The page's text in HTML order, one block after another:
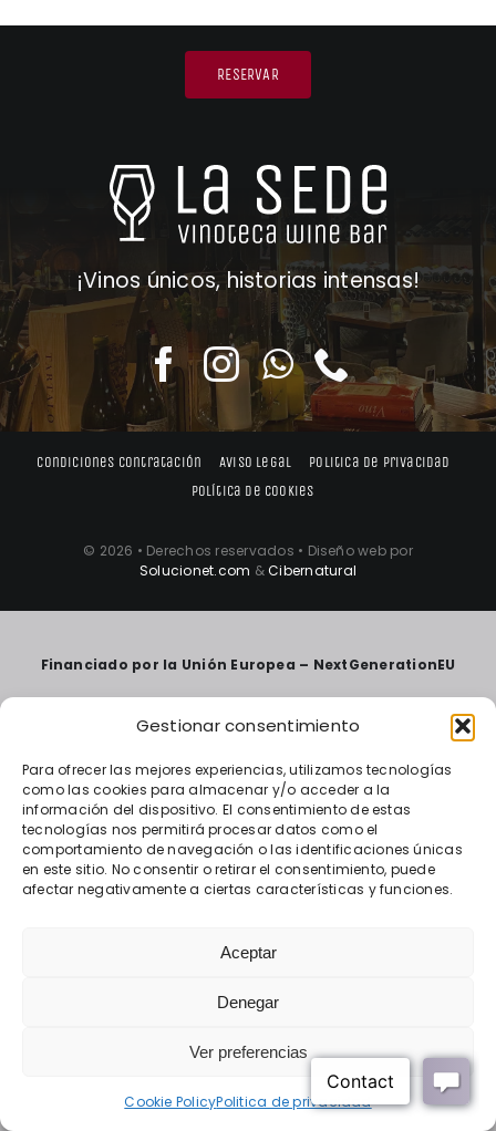
Gestionar consentimiento
Para ofrecer las mejores experiencias, utilizamos tecnologías
como las cookies para almacenar y/o acceder a la
información del dispositivo. El consentimiento de estas
tecnologías nos permitirá procesar datos como el
comportamiento de navegación o las identificaciones únicas
en este sitio. No consentir o retirar el consentimiento, puede
afectar negativamente a ciertas características y funciones.
Aceptar
Denegar
Ver preferencias
Cookie PolicyPolitica de privacidad
RESERVAR
¡Vinos únicos, historias intensas!
Condiciones contratación Aviso legal
Politica de privacidad
Política de cookies
© 2026 • Derechos reservados • Diseño web por
Solucionet.com &Cibernatural
Financiado por la Unión Europea – NextGenerationEU
«Financiado por la Unión Europea – NextGenerationEU.
Sin embargo, los puntos de vista y las opiniones expresadas
Comisión Europea.
Ni la Unión Europea ni la Comisión Europea pueden ser
consideradas responsables de las mismas»